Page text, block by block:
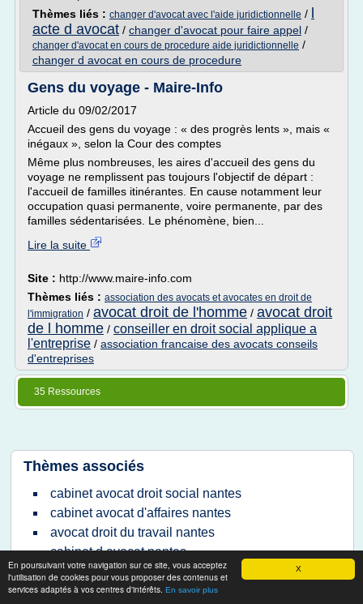
X
En poursuivant votre navigation sur ce site, vous acceptez
l'utilisation de cookies pour vous proposer des contenus et
services adaptés à vos centres d'intérêts. En savoir plus
Thèmes liés : changer d'avocat avec l'aide juridictionnelle /
acte d avocat / changer d'avocat pour faire appel /
changer d'avocat en cours de procedure aide juridictionnelle /
changer d avocat en cours de procedure
Gens du voyage - Maire-Info
Article du 09/02/2017
Accueil des gens du voyage : « des progrès lents », mais «
inégaux », selon la Cour des comptes
Même plus nombreuses, les aires d'accueil des gens du
voyage ne remplissent pas toujours l'objectif de départ :
l'accueil de familles itinérantes. En cause notamment leur
occupation quasi permanente, voire permanente, par des
familles sédentarisées. Le phénomène, bien...
Lire la suite
Site : http://www.maire-info.com
Thèmes liés : association des avocats et avocates en droit de
l'immigration / avocat droit de l'homme / avocat droit
de l homme / conseiller en droit social applique a
l'entreprise / association francaise des avocats conseils
d'entreprises
35 Ressources
Thèmes associés
cabinet avocat droit social nantes
cabinet avocat d'affaires nantes
avocat droit du travail nantes
cabinet d avocat nantes
avocat droit social nantes
avocat barreau nantes